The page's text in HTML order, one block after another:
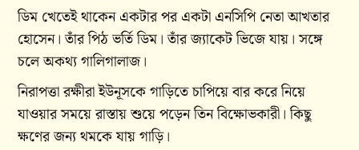
ডিম খেতেই থাকেন একটার পর একটা এনসিপি নেতা আখতার
হোসেন। তাঁর পিঠ ভর্তি ডিম। তাঁর জ্যাকেট ভিজে যায়। সঙ্গে
চলে অকথ্য গালিগালাজ।
নিরাপত্তা রক্ষীরা ইউনূসকে গাড়িতে চাপিয়ে বার করে নিয়ে
যাওয়ার সময়ে রাস্তায় শুয়ে পড়েন তিন বিক্ষোভকারী। কিছু
ক্ষণের জন্য থমকে যায় গাড়ি।